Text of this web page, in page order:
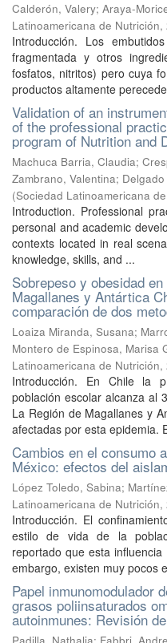
Calderón, Valery; Araya-
Latinoamericana de Nutrición,
Introducción. Los
fragmentada y otros
fosfatos, nitritos) pero cuya
productos altamente
Validation of an
of the professional
program of Nutrition and
Machuca Barria, Claudia;
Zambrano, Valentina;
(Sociedad Latinoamericana
Introduction. Professional
personal and academic
contexts located in real
knowledge, skills, and ...
Sobrepeso y obesidad
Magallanes y Antártica
comparación de dos
Loaiza Miranda, Susana;
Montero de Espinosa, Marisa
Latinoamericana de Nutrición,
Introducción. En Chile la
población escolar alcanza al
La Región de Magallanes y
afectadas por esta epidemia.
Cambios en el consumo
México: efectos del
López Toledo, Sabina;
Latinoamericana de Nutrición,
Introducción. El
estilo de vida de la
reportado que esta
embargo, existen muy pocos
Papel inmunomodulador
grasos poliinsaturados
autoinmunes: Revisión